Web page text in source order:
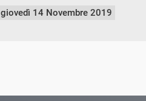
giovedì 14 Novembre 2019